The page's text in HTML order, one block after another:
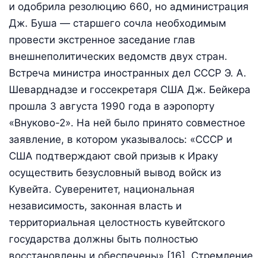
и одобрила резолюцию 660, но администрация
Дж. Буша — старшего сочла необходимым
провести экстренное заседание глав
внешнеполитических ведомств двух стран.
Встреча министра иностранных дел СССР Э. А.
Шеварднадзе и госсекретаря США Дж. Бейкера
прошла 3 августа 1990 года в аэропорту
«Внуково-2». На ней было принято совместное
заявление, в котором указывалось: «СССР и
США подтверждают свой призыв к Ираку
осуществить безусловный вывод войск из
Кувейта. Суверенитет, национальная
независимость, законная власть и
территориальная целостность кувейтского
государства должны быть полностью